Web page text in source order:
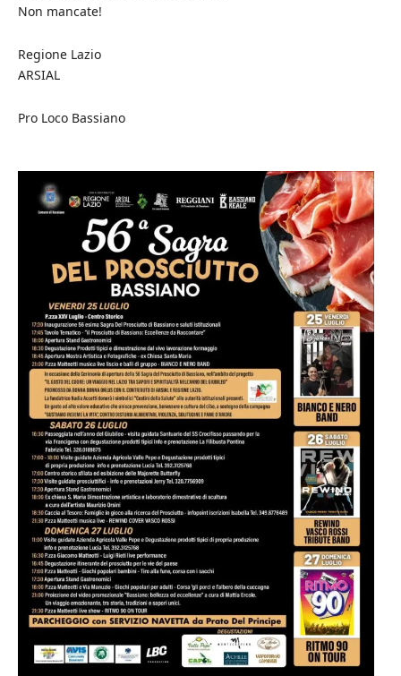
Non mancate!
Regione Lazio
ARSIAL
Pro Loco Bassiano